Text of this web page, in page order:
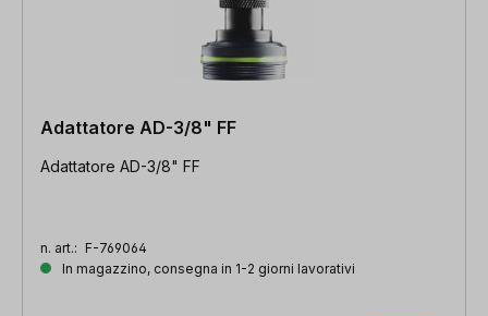
Adattatore AD-3/8" FF
Adattatore AD-3/8" FF
n. art.: F-769064
In magazzino, consegna in 1-2 giorni lavorativi